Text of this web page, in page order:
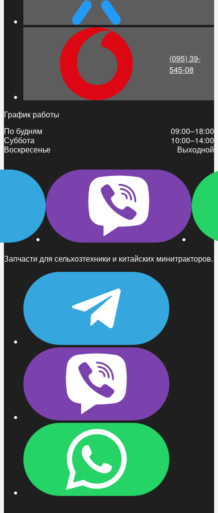
Запчасти для сельхозтехники и китайских минитракторов.
(095) 39-
545-08
График работы
По будням
09:00–18:00
Суббота
10:00–14:00
Воскресенье
Выходной